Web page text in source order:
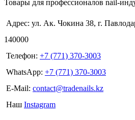
Товары для профессионалов nail-
Адрес: ул. Ак. Чокина 38, г.
140000
Телефон: +7 (771) 370-3003
WhatsApp: +7 (771) 370-3003
E-Mail: contact@tradenails.kz
Наш Instagram